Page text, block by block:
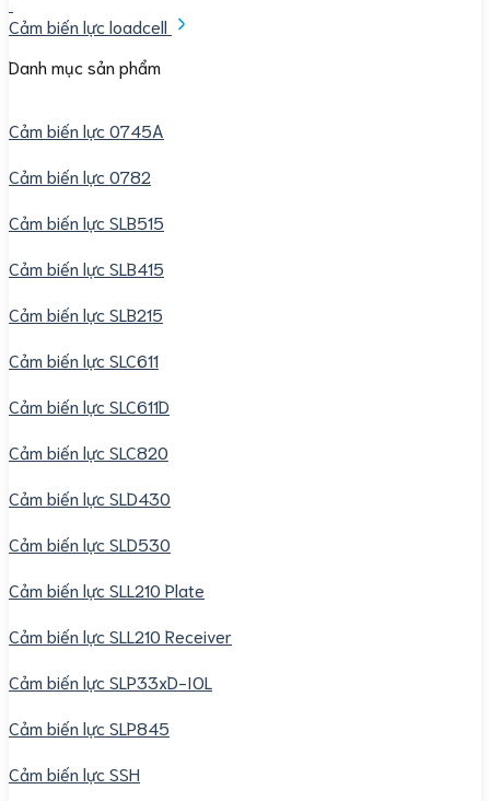
Cảm biến lực loadcell
Danh mục sản phẩm
Cảm biến lực 0745A
Cảm biến lực 0782
Cảm biến lực SLB515
Cảm biến lực SLB415
Cảm biến lực SLB215
Cảm biến lực SLC611
Cảm biến lực SLC611D
Cảm biến lực SLC820
Cảm biến lực SLD430
Cảm biến lực SLD530
Cảm biến lực SLL210 Plate
Cảm biến lực SLL210 Receiver
Cảm biến lực SLP33xD-IOL
Cảm biến lực SLP845
Cảm biến lực SSH